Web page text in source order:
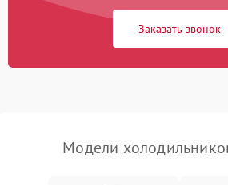
Сбой в работе инвертора
работе
2000 ₽
Заказать звонок
Модели